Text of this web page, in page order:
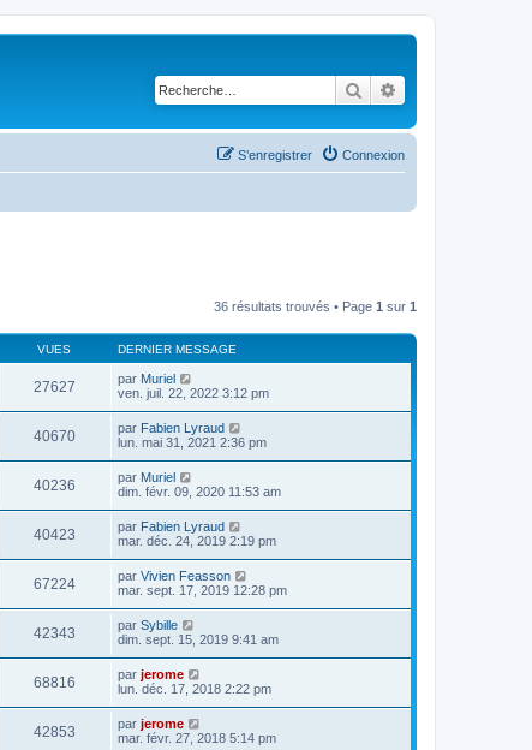
Rechercher
Connexion
S’enregistrer
36 résultats trouvés • Page 1 sur 1
VUES DERNIER MESSAGE
27627 par Muriel
ven. juil. 22, 2022 3:12 pm
40670 par Fabien Lyraud
lun. mai 31, 2021 2:36 pm
40236 par Muriel
dim. févr. 09, 2020 11:53 am
40423 par Fabien Lyraud
mar. déc. 24, 2019 2:19 pm
67224 par Vivien Feasson
mar. sept. 17, 2019 12:28 pm
42343 par Sybille
dim. sept. 15, 2019 9:41 am
68816 par jerome
lun. déc. 17, 2018 2:22 pm
42853 par jerome
mar. févr. 27, 2018 5:14 pm